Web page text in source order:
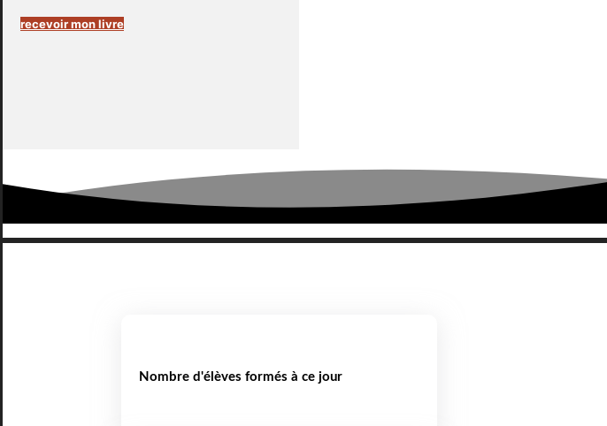
recevoir mon livre
Nombre d'élèves formés à ce jour